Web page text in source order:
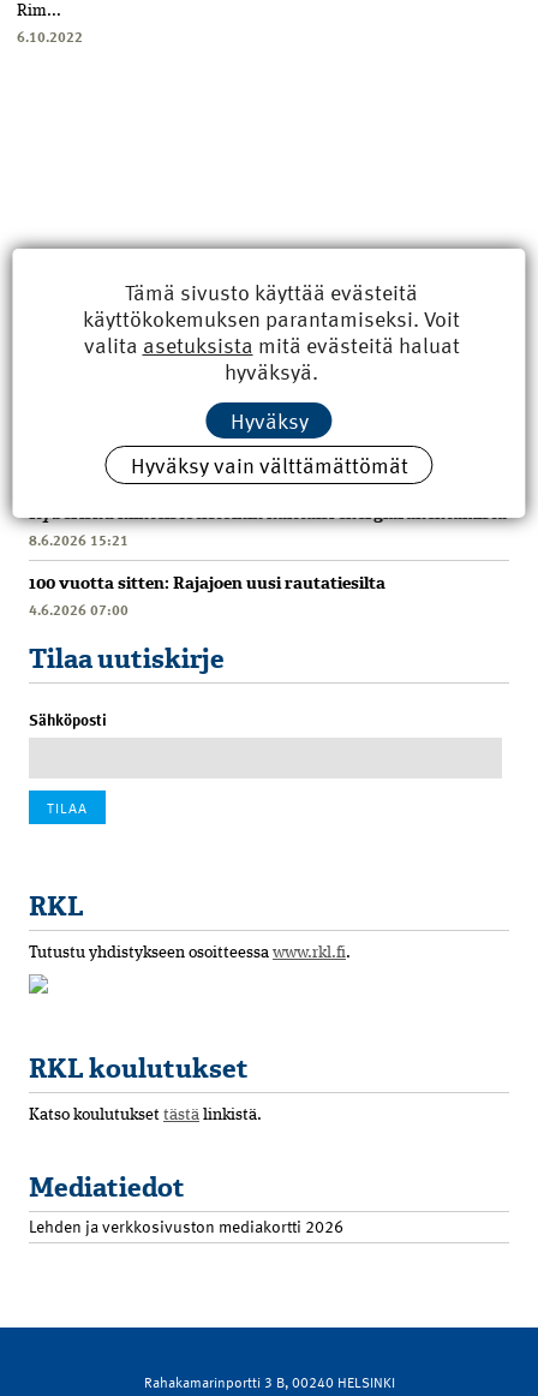
Rim...
6.10.2022
Uusimmat
Kyberisku kiinteistötietoihin haittaisi energiarakentamista
8.6.2026 15:21
100 vuotta sitten: Rajajoen uusi rautatiesilta
4.6.2026 07:00
Tilaa uutiskirje
Sähköposti
RKL
Tutustu yhdistykseen osoitteessa www.rkl.fi.
RKL koulutukset
Katso koulutukset tästä linkistä.
Mediatiedot
Lehden ja verkkosivuston mediakortti 2026
Rahakamarinportti 3 B, 00240 HELSINKI
Tämä sivusto käyttää evästeitä
käyttökokemuksen parantamiseksi. Voit
valita asetuksista mitä evästeitä haluat
hyväksyä.
Hyväksy
Hyväksy vain välttämättömät